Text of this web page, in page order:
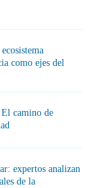
como ejes del
camino de
expertos analizan
de la